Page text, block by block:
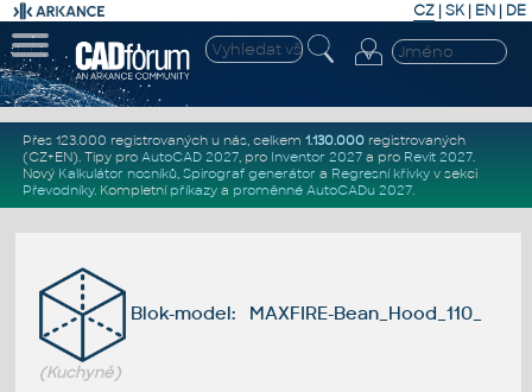
CZ | SK| EN | DE
Přes 123.000 registrovaných u nás, celkem 1.130.000registrovaných
(CZ+EN). Tipy pro AutoCAD 2027, pro Inventor 2027a pro Revit 2027.
Nový Kalkulátor nosníků, Spirograf generátor a Regresní křivkyv sekci
Převodníky. Kompletní příkazya proměnné AutoCADu 2027.
Blok-model: MAXFIRE-Bean_Hood_110_
(Kuchyně)